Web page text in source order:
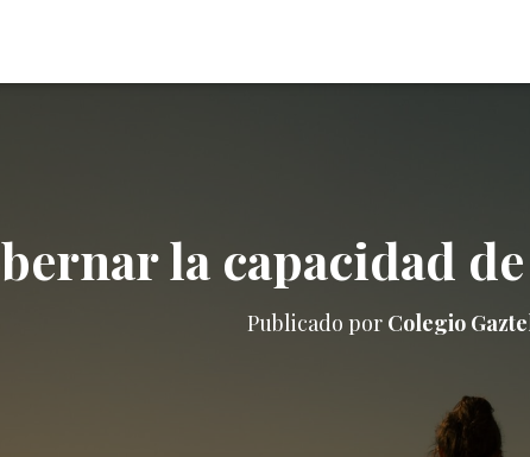
la capacidad
Publicado por Colegio